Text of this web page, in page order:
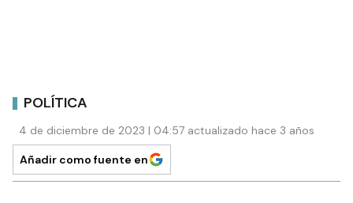
POLÍTICA
4 de diciembre de 2023 | 04:57 actualizado hace 3 años
Añadir como fuente en